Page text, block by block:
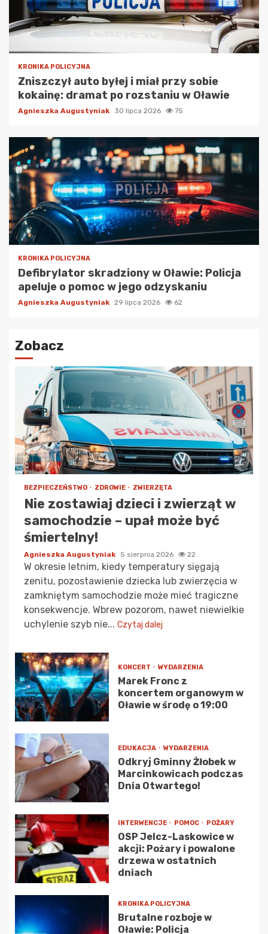
KRONIKA POLICYJNA
Zniszczył auto byłej i miał przy sobie
kokainę: dramat po rozstaniu w Oławie
Agnieszka Augustyniak 30 lipca 2026 75
KRONIKA POLICYJNA
Defibrylator skradziony w Oławie: Policja
apeluje o pomoc w jego odzyskaniu
Agnieszka Augustyniak 29 lipca 2026 62
Zobacz
BEZPIECZEŃSTWO ZDROWIE ZWIERZĘTA
Nie zostawiaj dzieci i zwierząt w
samochodzie – upał może być
śmiertelny!
Agnieszka Augustyniak 5 sierpnia 2026 22
W okresie letnim, kiedy temperatury sięgają
zenitu, pozostawienie dziecka lub zwierzęcia w
zamkniętym samochodzie może mieć tragiczne
konsekwencje. Wbrew pozorom, nawet niewielkie
uchylenie szyb nie... Czytaj dalej
KONCERT WYDARZENIA
Marek Fronc z
koncertem organowym w
Oławie w środę o 19:00
EDUKACJA WYDARZENIA
Odkryj Gminny Żłobek w
Marcinkowicach podczas
Dnia Otwartego!
INTERWENCJE POMOC POŻARY
OSP Jelcz-Laskowice w
akcji: Pożary i powalone
drzewa w ostatnich
dniach
KRONIKA POLICYJNA
Brutalne rozboje w
Oławie: Policja